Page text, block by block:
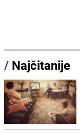
/ Najčitanije